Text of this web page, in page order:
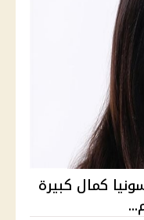
كمال كبيرة